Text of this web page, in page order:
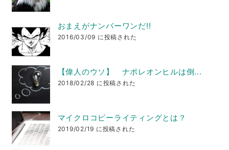
おまえがナンバーワンだ!!
2016/03/09 に投稿された
【偉人のウソ】 ナポレオンヒルは倒...
2018/02/28 に投稿された
マイクロコピーライティングとは？
2019/02/19 に投稿された